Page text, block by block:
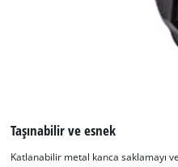
Taşınabilir ve esnek
Katlanabilir metal kanca saklamayı